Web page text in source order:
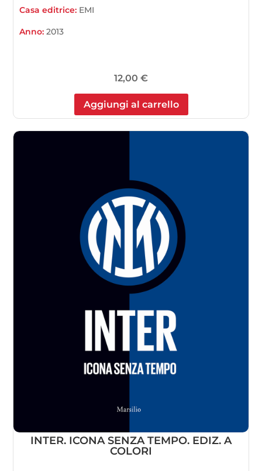
Casa editrice: EMI
Anno:2013
12,00 €
Aggiungi al carrello
INTER. ICONA SENZA TEMPO. EDIZ. A
COLORI